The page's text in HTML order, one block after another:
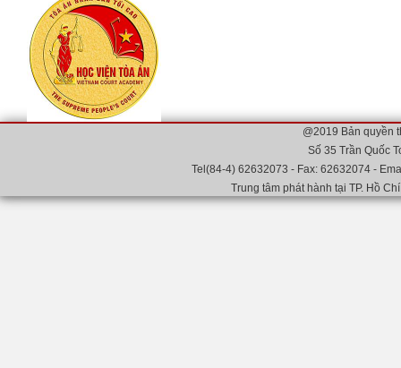
@2019 Bản quyền
Số 35 Trần Quốc
Tel(84-4) 62632073 - Fax: 62632074 -
Trung tâm phát hành tại TP. Hồ